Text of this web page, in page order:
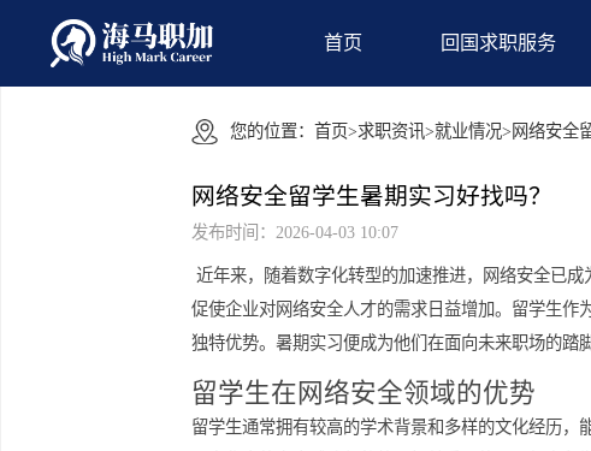
首页 回国求职服
您的位置： 首页 >求职资讯>就业情况 >网
网络安全留学生暑期实习好找吗
近年来，随着数字化转型的加速推进，网络
促使企业对网络安全人才的需求日益增加。
独特优势。暑期实习便成为他们在面向未来
留学生在网络安全领域的优